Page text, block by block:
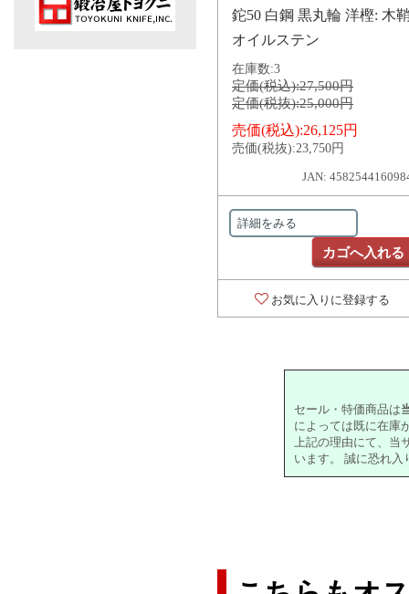
鉈50 白鋼 黒丸輪 洋樫: 木
オイルステン
在庫数:3
定価(税込):27,500円
定価(税抜):25,000円
売価(税込):26,125円
売価(税抜):23,750円
JAN:
詳細をみる
カゴへ入れる
お気に入りに登録する
セール・特価商品は
によっては既に在庫
上記の理由にて、当
います。 誠に恐れ